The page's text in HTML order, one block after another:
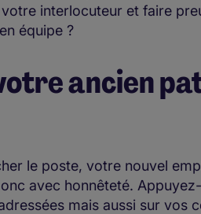
interlocuteur et faire
équipe ?
ancien
le poste, votre nouvel
avec honnêteté.
mais aussi sur vos